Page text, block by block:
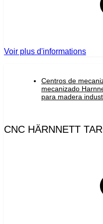
Voir plus d'informations
Centros de
mecanizado
para madera
CNC HÄRNNETT